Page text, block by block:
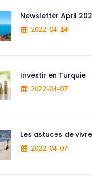
Newsletter April
2022-04-14
Investir en Turquie
2022-04-07
Les astuces de
2022-04-07